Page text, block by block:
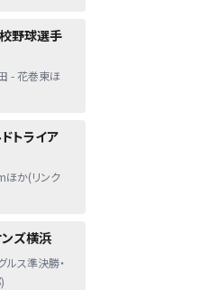
野球選手
- 花巻東ほ
トライア
ほか(リンク
ズ横浜
ルス準決勝・